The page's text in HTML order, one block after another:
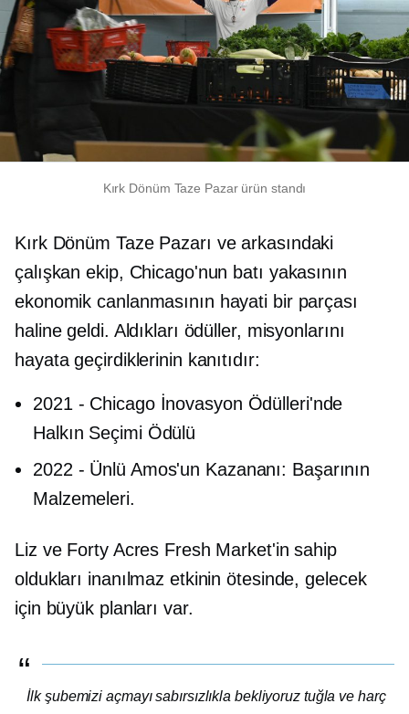
Kırk Dönüm Taze Pazar ürün standı
Kırk Dönüm Taze Pazarı ve arkasındaki
çalışkan ekip, Chicago'nun batı yakasının
ekonomik canlanmasının hayati bir parçası
haline geldi. Aldıkları ödüller, misyonlarını
hayata geçirdiklerinin kanıtıdır:
2021 - Chicago İnovasyon Ödülleri'nde
Halkın Seçimi Ödülü
2022 - Ünlü Amos'un Kazananı: Başarının
Malzemeleri.
Liz ve Forty Acres Fresh Market'in sahip
oldukları inanılmaz etkinin ötesinde, gelecek
için büyük planları var.
İlk şubemizi açmayı sabırsızlıkla bekliyoruz tuğla ve harç